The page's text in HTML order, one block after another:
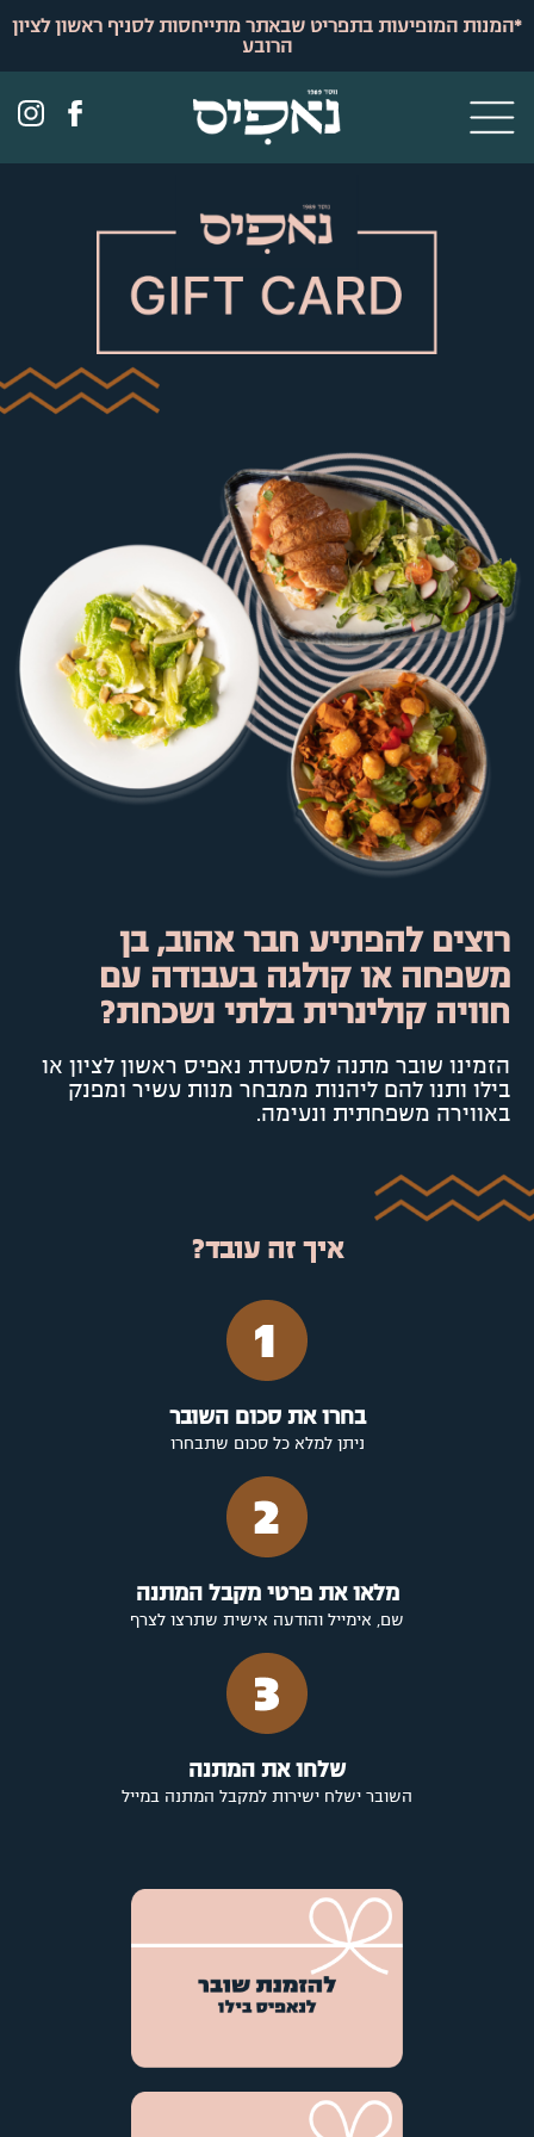
לתוכן
*המנות המופיעות בתפריט שבאתר מתייחסות לסניף ראשון לציון
הרובע
רוצים להפתיע חבר אהוב, בן
משפחה או קולגה בעבודה עם
חוויה קולינרית בלתי נשכחת?
הזמינו שובר מתנה למסעדת נאפיס ראשון לציון או
בילו ותנו להם ליהנות ממבחר מנות עשיר ומפנק
באווירה משפחתית ונעימה.
איך זה עובד?
בחרו את סכום השובר
ניתן למלא כל סכום שתבחרו
מלאו את פרטי מקבל המתנה
שם, אימייל והודעה אישית שתרצו לצרף
שלחו את המתנה
השובר ישלח ישירות למקבל המתנה במייל